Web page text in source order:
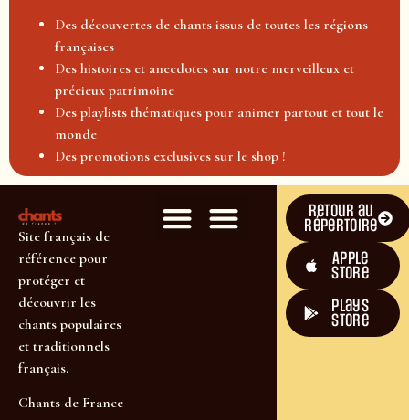
Des découvertes de chants issus de toutes les régions
françaises
Des histoires et anecdotes sur notre merveilleux et
précieux patrimoine
Des playlists thématiques pour animer partout et tout le
monde
Des promotions exclusives sur le shop !
Site français de
référence pour
protéger et
découvrir les
chants populaires
et traditionnels
français.
Chants de France
Retour au
répertoire
Apple
Store
plays
store